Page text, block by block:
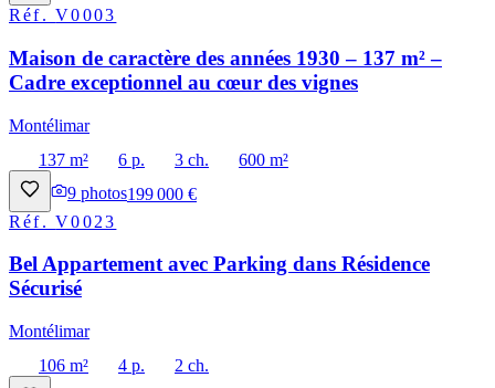
Réf.V0003
Maison de caractère des années 1930 – 137 m² –
Cadre exceptionnel au cœur des vignes
Montélimar
137 m²
6 p. 3 ch.
600 m²
9 photos199 000 €
Réf.V0023
Bel Appartement avec Parking dans Résidence
Sécurisé
Montélimar
106 m²
4 p.
2 ch.